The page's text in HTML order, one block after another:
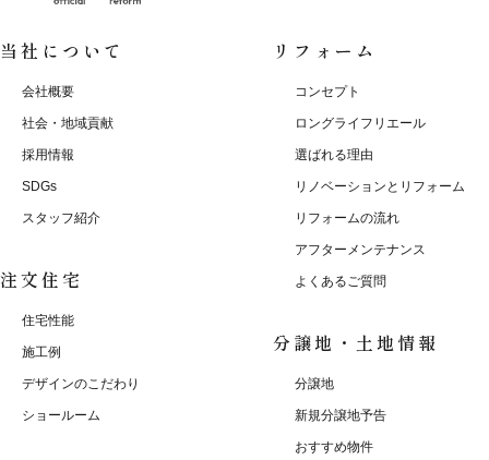
当社について
会社概要
社会・地域貢献
採用情報
SDGs
スタッフ紹介
注文住宅
住宅性能
施工例
デザインのこだわり
ショールーム
リフォーム
コンセプト
ロングライフリエール
選ばれる理由
リノベーションとリフォーム
リフォームの流れ
アフターメンテナンス
よくあるご質問
分譲地・土地情報
分譲地
新規分譲地予告
おすすめ物件